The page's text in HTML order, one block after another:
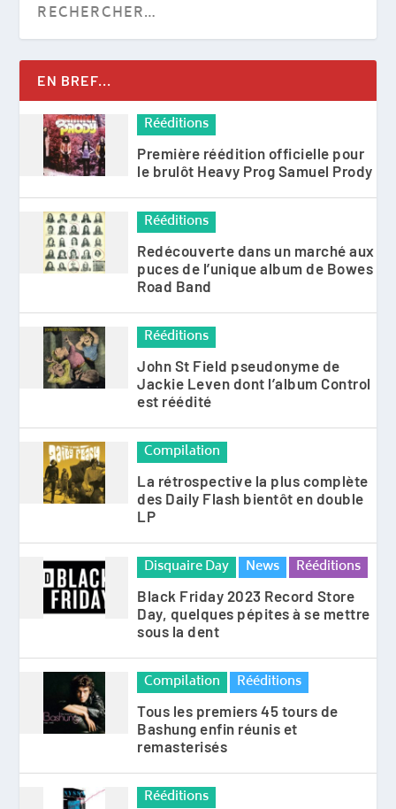
EN BREF...
Rééditions
Première réédition officielle pour
le brulôt Heavy Prog Samuel Prody
Rééditions
Redécouverte dans un marché aux
puces de l’unique album de Bowes
Road Band
Rééditions
John St Field pseudonyme de
Jackie Leven dont l’album Control
est réédité
Compilation
La rétrospective la plus complète
des Daily Flash bientôt en double
LP
Disquaire Day News Rééditions
Black Friday 2023 Record Store
Day, quelques pépites à se mettre
sous la dent
Compilation Rééditions
Tous les premiers 45 tours de
Bashung enfin réunis et
remasterisés
Rééditions